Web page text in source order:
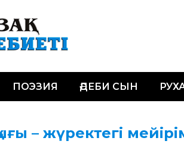
ПОЭЗИЯ ӘДЕБИ СЫН
– жүректегі